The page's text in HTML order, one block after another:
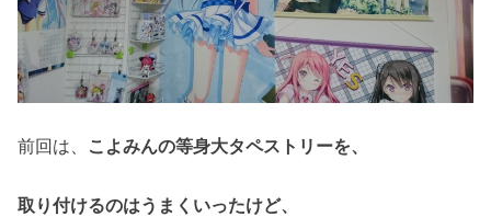
前回は、 こよみんの等身大タペストリーを、
取り付けるのはうまくいったけど、